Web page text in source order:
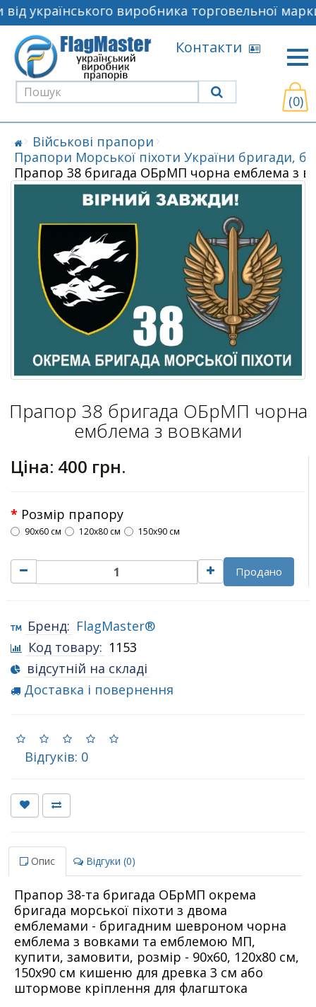
українського виробника торговельної
Контакти
(0)
Військові прапори
Прапори Морської піхоти України бригади,
Прапор 38 бригада ОБрМП чорна емблема з
Прапор 38 бригада ОБрМП чорна
емблема з вовками
Ціна: 400 грн.
Розмір прапору
90х60 см 120х80 см 150х90 см
Продано
Бренд: FlagMaster®
Код товару: 1153
відсутній на складі
Доставка і повернення
Відгуків: 0
Опис Відгуки (0)
Прапор 38-та бригада ОБрМП окрема
бригада морської піхоти з двома
емблемами - бригадним шевроном чорна
емблема з вовками та емблемою МП,
купити, замовити, розмір - 90х60, 120х80 см,
150х90 см кишеню для древка 3 см або
штормове кріплення для флагштока